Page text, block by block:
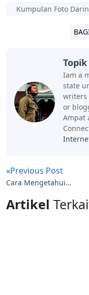
Kumpulan Foto Darin
Iam a
state
writers
or
Ampat
«Previous Post
Cara Mengetahui
Memperbaikinya
Artikel